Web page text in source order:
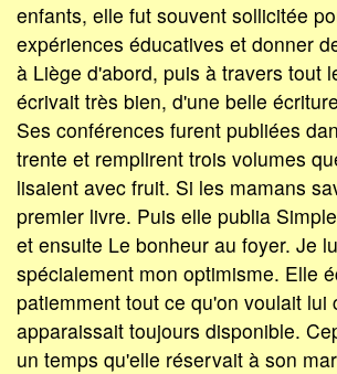
enfants, elle fut souvent sollicitée
expériences éducatives et donner
à Liège d'abord, puis à travers tout
écrivait très bien, d'une belle
Ses conférences furent publiées
trente et remplirent trois volumes
lisaient avec fruit. Si les mamans
premier livre. Puis elle publia
et ensuite Le bonheur au foyer. Je
spécialement mon optimisme. Elle
patiemment tout ce qu'on voulait lui
apparaissait toujours disponible.
un temps qu'elle réservait à son